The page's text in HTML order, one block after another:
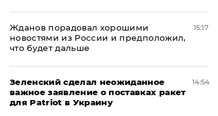
Жданов порадовал хорошими
новостями из России и предположил,
что будет дальше
15:17
Зеленский сделал неожиданное
важное заявление о поставках ракет
для Patriot в Украину
14:54